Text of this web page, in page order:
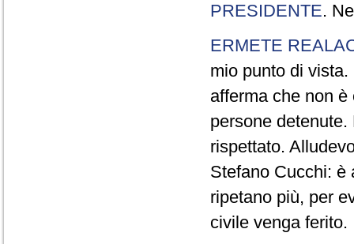
PRESIDENTE.
ERMETE
mio punto di
afferma che non
persone
rispettato.
Stefano Cucchi: è
ripetano più, per
civile venga ferito.